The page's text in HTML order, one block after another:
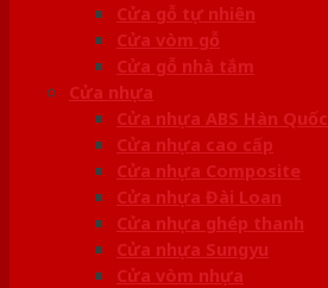
Cửa gỗ tự nhiên
Cửa vòm gỗ
Cửa gỗ nhà tắm
Cửa nhựa
Cửa nhựa ABS Hàn Quốc
Cửa nhựa cao cấp
Cửa nhựa Composite
Cửa nhựa Đài Loan
Cửa nhựa ghép thanh
Cửa nhựa Sungyu
Cửa vòm nhựa